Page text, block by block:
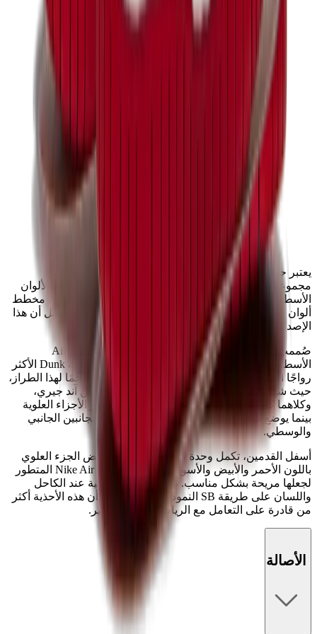
مجموعة J-Pack المرغوبة للغاية من Nike SB، والتي تكرم الألوان
الأسطورية التي نعرفها ونحبها جميعًا. من المحتمل أن يكون مخطط
ألوان شيكاغو هو الأكثر طلبًا على الإطلاق، لذلك نعلم بالفعل أن هذا
الإصدار سيكون مرتقبًا للغاية.
صُممت أحذية SB Dunks هذه على غرار حذاء Air Jordan 1
الأسطوري من عام 1985، ومن الممكن أن تكون أحذية Dunk الأكثر
رواجًا التي سيتم إطلاقها هذا العام. لقد كان عامًا ضخمًا لهذا الطراز،
حيث شهدنا تعاونات مع كل من ترافيس سكوت وبن آند جيري،
وكلاهما كان مرتقبًا بشكل كبير. يزين الجلد الفاخر الأجزاء العلوية
بينما يوضع شعار Swoosh المميز من Nike على الجانبين الجانبي
والوسطي.
أسفل القدمين، تكمل وحدة النعل المطاطي الأبيض الجزء العلوي
باللون الأحمر والأبيض والأسود، كما تخفي توسيد Nike Air المتطور
لجعلها مريحة بشكل مناسب. توضع حشوة إضافية عند الكاحل
واللسان على طريقة SB النموذجية، مما يضمن أن هذه الأحذية أكثر
من قادرة على التعامل مع الرياضات عالية التأثير.
الأصالة